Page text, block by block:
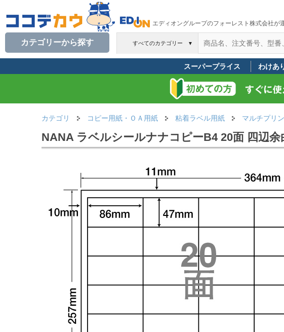
エディオングループのフォーレスト株式会社が
すべてのカテゴリー ▼
カテゴリーから探す
スーパープライス わけあ
カテゴリ コピー用紙・ＯＡ用紙 粘着ラベル用紙 マルチプリ
NANA ラベルシールナナコピーB4 20面 四辺余